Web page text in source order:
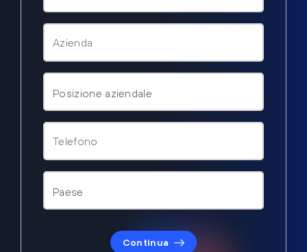
Continua